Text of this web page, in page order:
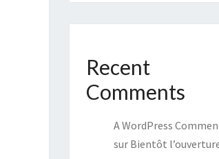
Recent
Comments
A WordPress
sur Bientôt